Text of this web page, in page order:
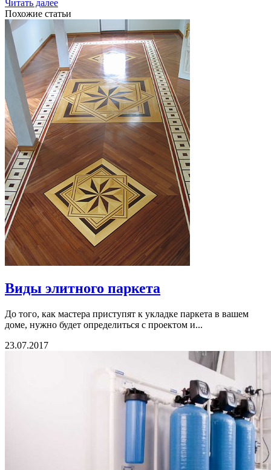
Читать далее
Похожие статьи
Виды элитного паркета
До того, как мастера приступят к укладке паркета в вашем
доме, нужно будет определиться с проектом и...
23.07.2017